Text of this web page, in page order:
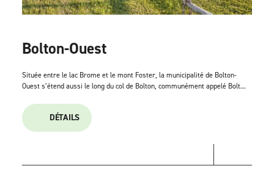
Bolton-Ouest
Située entre le lac Brome et le mont Foster, la municipalité de Bolton-
Ouest s’étend aussi le long du col de Bolton, communément appelé Bolt...
DÉTAILS